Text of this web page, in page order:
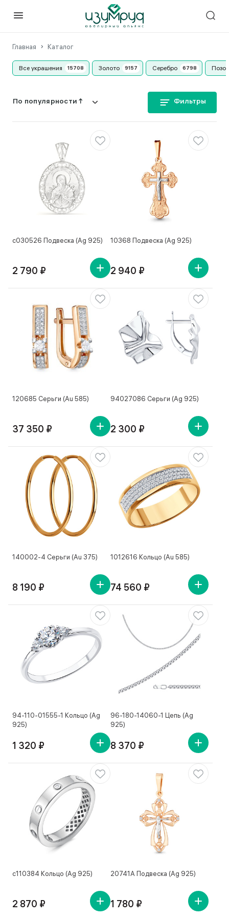
Главная Каталог
Все украшения Золото Серебро
Фильтры
с030526 Подвеска (Ag 925)
2 790 ₽
10368 Подвеска (Ag 925)
2 940 ₽
120685 Серьги (Au 585)
37 350 ₽
94027086 Серьги (Ag 925)
2 300 ₽
140002-4 Серьги (Au 375)
8 190 ₽
1012616 Кольцо (Au 585)
74 560 ₽
94-110-01555-1 Кольцо (Ag
925)
1 320 ₽
96-180-14060-1 Цепь (Ag
925)
8 370 ₽
с110384 Кольцо (Ag 925)
2 870 ₽
20741А Подвеска (Ag 925)
1 780 ₽